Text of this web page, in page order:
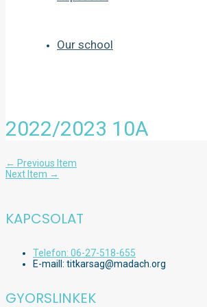
Our school
2022/2023 10A
Bejegyzés
navigáció
← Previous Item
Next Item →
KAPCSOLAT
Telefon: 06-27-518-655
E-maill: titkarsag@madach.org
GYORSLINKEK